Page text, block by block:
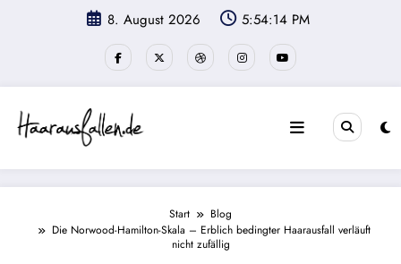
8. August 2026 5:54:15 PM
Start
Blog
Die Norwood-Hamilton-Skala – Erblich bedingter Haarausfall verläuft
nicht zufällig